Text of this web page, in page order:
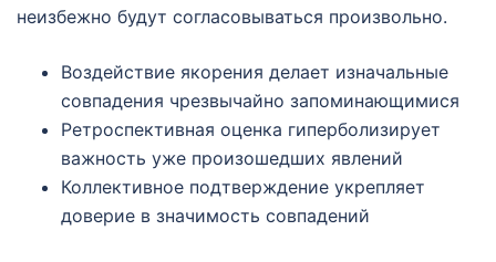
неизбежно будут согласовываться произвольно.
Воздействие якорения делает изначальные
совпадения чрезвычайно запоминающимися
Ретроспективная оценка гиперболизирует
важность уже произошедших явлений
Коллективное подтверждение укрепляет
доверие в значимость совпадений